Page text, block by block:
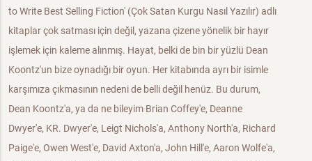
to Write Best Selling Fiction' (Çok Satan Kurgu Nasıl Yazılır) adlı
kitaplar çok satması için değil, yazana çizene yönelik bir hayır
işlemek için kaleme alınmış. Hayat, belki de bin bir yüzlü Dean
Koontz'un bize oynadığı bir oyun. Her kitabında ayrı bir isimle
karşımıza çıkmasının nedeni de belli değil henüz. Bu durum,
Dean Koontz'a, ya da ne bileyim Brian Coffey'e, Deanne
Dwyer'e, KR. Dwyer'e, Leigt Nichols'a, Anthony North'a, Richard
Paige'e, Owen West'e, David Axton'a, John Hill'e, Aaron Wolfe'a,